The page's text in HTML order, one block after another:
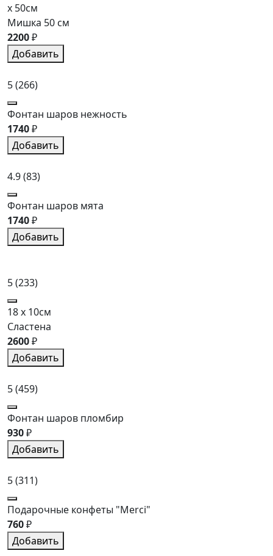
x 50см
Мишка 50 см
2200₽
Добавить
5(266)
Фонтан шаров нежность
1740₽
Добавить
4.9(83)
Фонтан шаров мята
1740₽
Добавить
5(233)
18 x 10см
Сластена
2600₽
Добавить
5(459)
Фонтан шаров пломбир
930₽
Добавить
5(311)
Подарочные конфеты "Merci"
760₽
Добавить